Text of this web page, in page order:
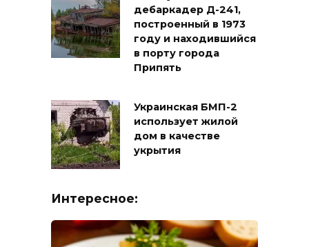
дебаркадер Д-241,
построенный в 1973
году и находившийся
в порту города
Припять
Украинская БМП-2
использует жилой
дом в качестве
укрытия
Интересное: